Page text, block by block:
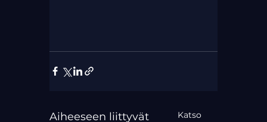
Aiheeseen liittyvät
Katso